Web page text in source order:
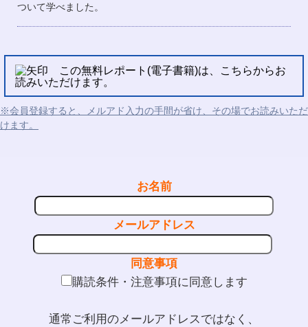
ついて学べました。
この無料レポート(電子書籍)は、こちらからお
読みいただけます。
※会員登録すると、メルアド入力の手間が省け、その場でお読みいただ
けます。
お名前
メールアドレス
同意事項
購読条件・注意事項に同意します
通常ご利用のメールアドレスではなく、